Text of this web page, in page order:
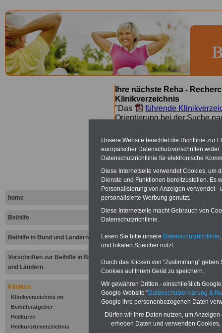
home
Beihilfe
Beihilfe in Bund und Ländern
Vorschriften zur Beihilfe in Bund
und Ländern
Kliniken
Klinikverzeichnis im
Beihilferatgeber
Heilkuren
Heilkurorteverzeichnis
Ihre nächste Reha -
Klinikverzeichnis
"Das
führende
Orientierung bei der Suche
suchen. Beamtinnen und
Angebote nach
Kliniken
-
Zur Übersicht
bis Z"bei
abrechnen
.
Kliniken
Unsere Website beachtet die Richtlinie zur
europäischer Datenschutzvorschriften
Datenschutzrichtlinie für elektronische
Diese Internetseite verwendet Cookies, um
Dienste und Funktionen bereitzustellen. Es
Personalisierung von Anzeigen verwendet
personalisierte Werbung genutzt.
Diese Internetseite macht Gebrauch von
Datenschutzrichtlinie.
Lesen Sie bitte unsere Datenschutzrichtlinie
und lokalen Speicher nutzt.
Durch das Klicken von "Zustimmung"
Cookies auf Ihrem Gerät zu speichern.
Wir gewähren Dritten - einschließlich
Google-Website "Datenschutzerklärung &
Google ihre personenbezogenen Daten
Dürfen wir Ihre Daten nutzen, um
erheben Daten und verwenden